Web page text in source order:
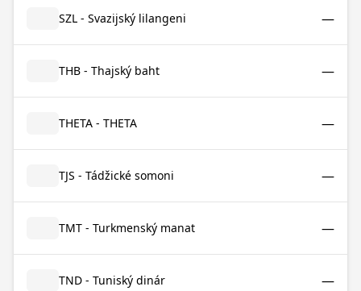
SZL - Svazijský lilangeni —
THB - Thajský baht —
THETA - THETA —
TJS - Tádžické somoni —
TMT - Turkmenský manat —
TND - Tuniský dinár —